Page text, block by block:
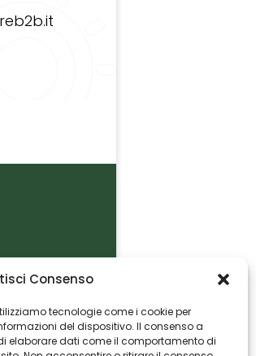
Consenso
tecnologie come i cookie per
del dispositivo. Il consenso a
elaborare dati come il comportamento di